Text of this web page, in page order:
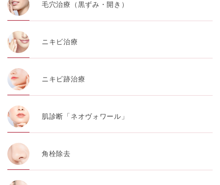
毛穴治療（黒ずみ・開き）
ニキビ治療
ニキビ跡治療
肌診断「ネオヴォワール」
角栓除去